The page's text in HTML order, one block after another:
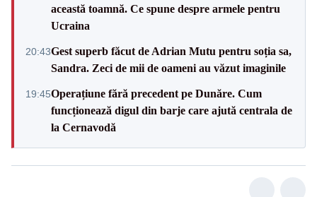
această toamnă. Ce spune despre armele pentru
Ucraina
20:43Gest superb făcut de Adrian Mutu pentru soția sa,
Sandra. Zeci de mii de oameni au văzut imaginile
19:45Operațiune fără precedent pe Dunăre. Cum
funcționează digul din barje care ajută centrala de
la Cernavodă